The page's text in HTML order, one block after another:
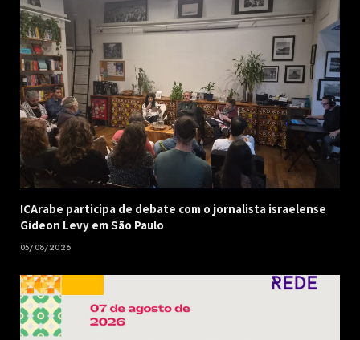
ICArabe participa de debate com o jornalista israelense
Gideon Levy em São Paulo
05/08/2026